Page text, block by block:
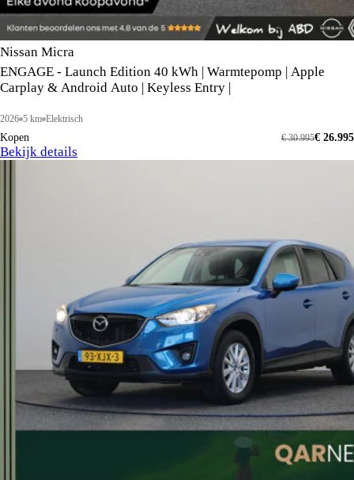
Nissan Micra
ENGAGE - Launch Edition 40 kWh | Warmtepomp | Apple
Carplay & Android Auto | Keyless Entry |
2026 5 km Elektrisch
Kopen € 26.995
€ 30.995
Bekijk details